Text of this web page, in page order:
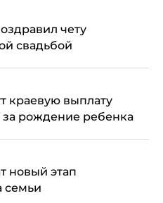
чету
свадьбой
краевую выплату
рождение ребенка
новый этап
семьи